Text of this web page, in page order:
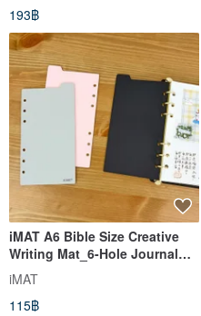
Strip
193฿
iMAT A6 Bible Size Creative
Writing Mat_6-Hole Journal
First Page Loose-Leaf Paper
Writing
iMAT
115฿